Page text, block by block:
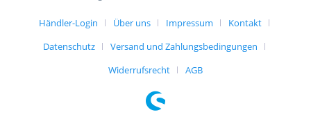
verstanden und stimme zu. *
Mit * gekennzeichnete Felder sind Pflichtfelder.
Händler-Login Über uns Impressum
Kontakt
Datenschutz
Versand und Zahlungsbedingungen
Widerrufsrecht
AGB